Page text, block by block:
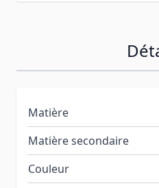
Matière
Matière secondaire
Couleur